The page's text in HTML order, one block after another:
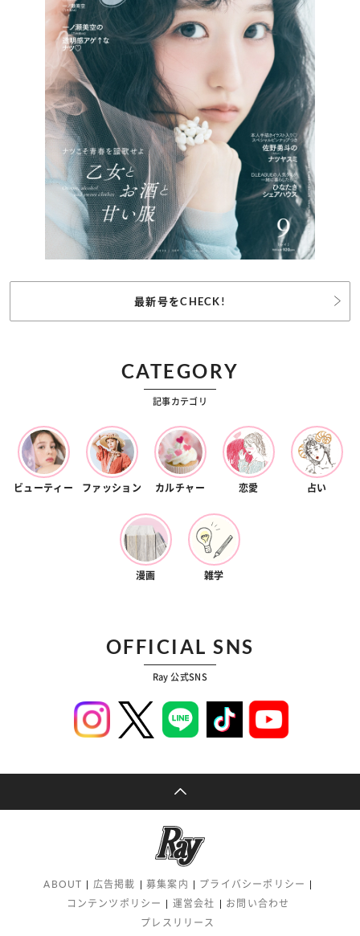
最新号をCHECK!
CATEGORY
記事カテゴリ
ビューティー ファッション カルチャー 恋愛 占い
漫画 雑学
OFFICIAL SNS
Ray 公式SNS
ABOUT 広告掲載 募集案内
プライバシーポリシー
コンテンツポリシー
運営会社
お問い合わせ
プレスリリース